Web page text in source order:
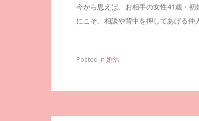
今から思えば、お相手の女性41歳・
にこそ、相談や背中を押してあげる仲
Posted in 婚活